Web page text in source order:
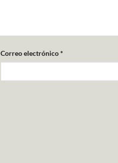
Correo electrónico*